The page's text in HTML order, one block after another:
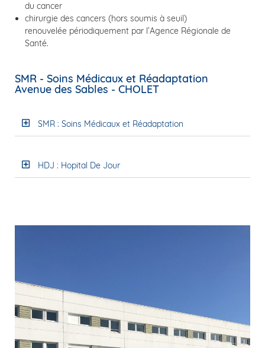
du cancer
chirurgie des cancers (hors soumis à seuil)
renouvelée périodiquement par l’Agence Régionale de
Santé.
SMR - Soins Médicaux et Réadaptation
Avenue des Sables - CHOLET
SMR : Soins Médicaux et Réadaptation
HDJ : Hopital De Jour